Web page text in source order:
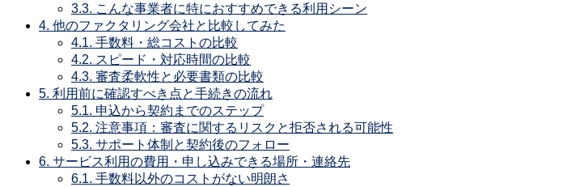
3.3. こんな事業者に特におすすめできる利用シーン
4. 他のファクタリング会社と比較してみた
4.1. 手数料・総コストの比較
4.2. スピード・対応時間の比較
4.3. 審査柔軟性と必要書類の比較
5. 利用前に確認すべき点と手続きの流れ
5.1. 申込から契約までのステップ
5.2. 注意事項：審査に関するリスクと拒否される可能性
5.3. サポート体制と契約後のフォロー
6. サービス利用の費用・申し込みできる場所・連絡先
6.1. 手数料以外のコストがない明朗さ